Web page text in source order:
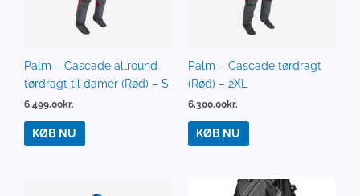
Palm – Cascade allround
tørdragt til damer (Rød) – S
6,499.00kr.
KØB NU
Palm – Cascade tørdragt
(Rød) – 2XL
6,300.00kr.
KØB NU